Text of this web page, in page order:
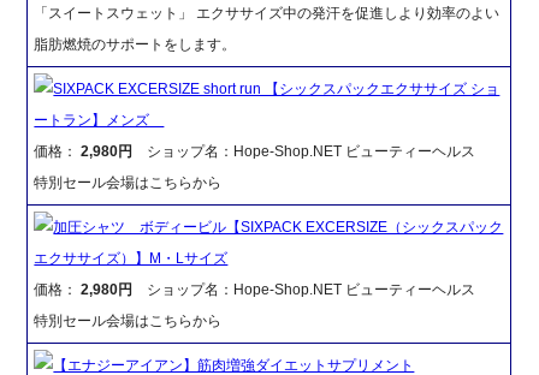
「スイートスウェット」 エクササイズ中の発汗を促進しより効率のよい
脂肪燃焼のサポートをします。
SIXPACK EXCERSIZE short run 【シックスパックエクササイズ ショ
ートラン】メンズ
価格：2,980円
ショップ名：Hope-Shop.NET ビューティーヘルス
特別セール会場はこちらから
加圧シャツ ボディービル【SIXPACK EXCERSIZE（シックスパック
エクササイズ）】M・Lサイズ
価格：2,980円
ショップ名：Hope-Shop.NET ビューティーヘルス
特別セール会場はこちらから
【エナジーアイアン】筋肉増強ダイエットサプリメント